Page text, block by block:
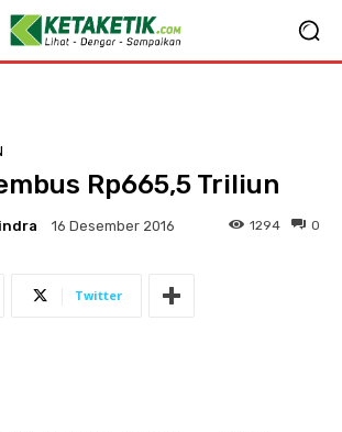
Rp665,5 Triliun
16 Desember 2016 0
1294
Twitter